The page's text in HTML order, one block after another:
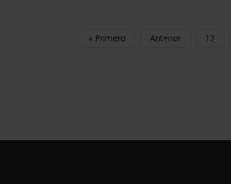
« Primero Anterior 12